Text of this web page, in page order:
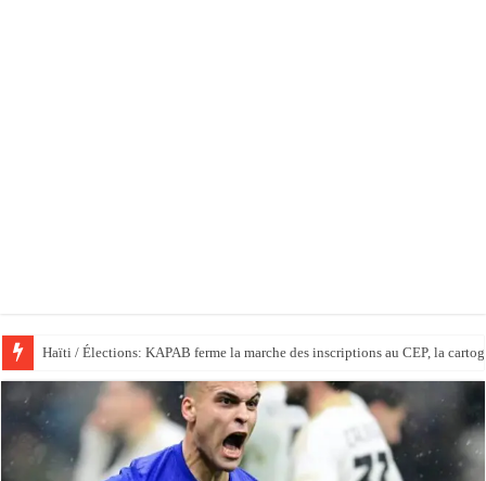
Haïti / Élections: KAPAB ferme la marche des inscriptions au CEP, la
Haïti /Insécurité : MSF contraint de suspendre à nouveau ses activités à